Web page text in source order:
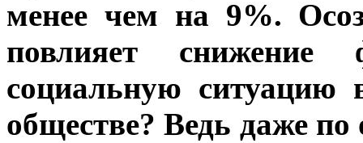
менее чем на 9%.
повлияет
социальную ситуацию
обществе? Ведь даже